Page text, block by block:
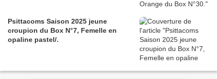
Psittacoms Saison 2025 jeune
croupion du Box N°7, Femelle en
opaline pastel/.